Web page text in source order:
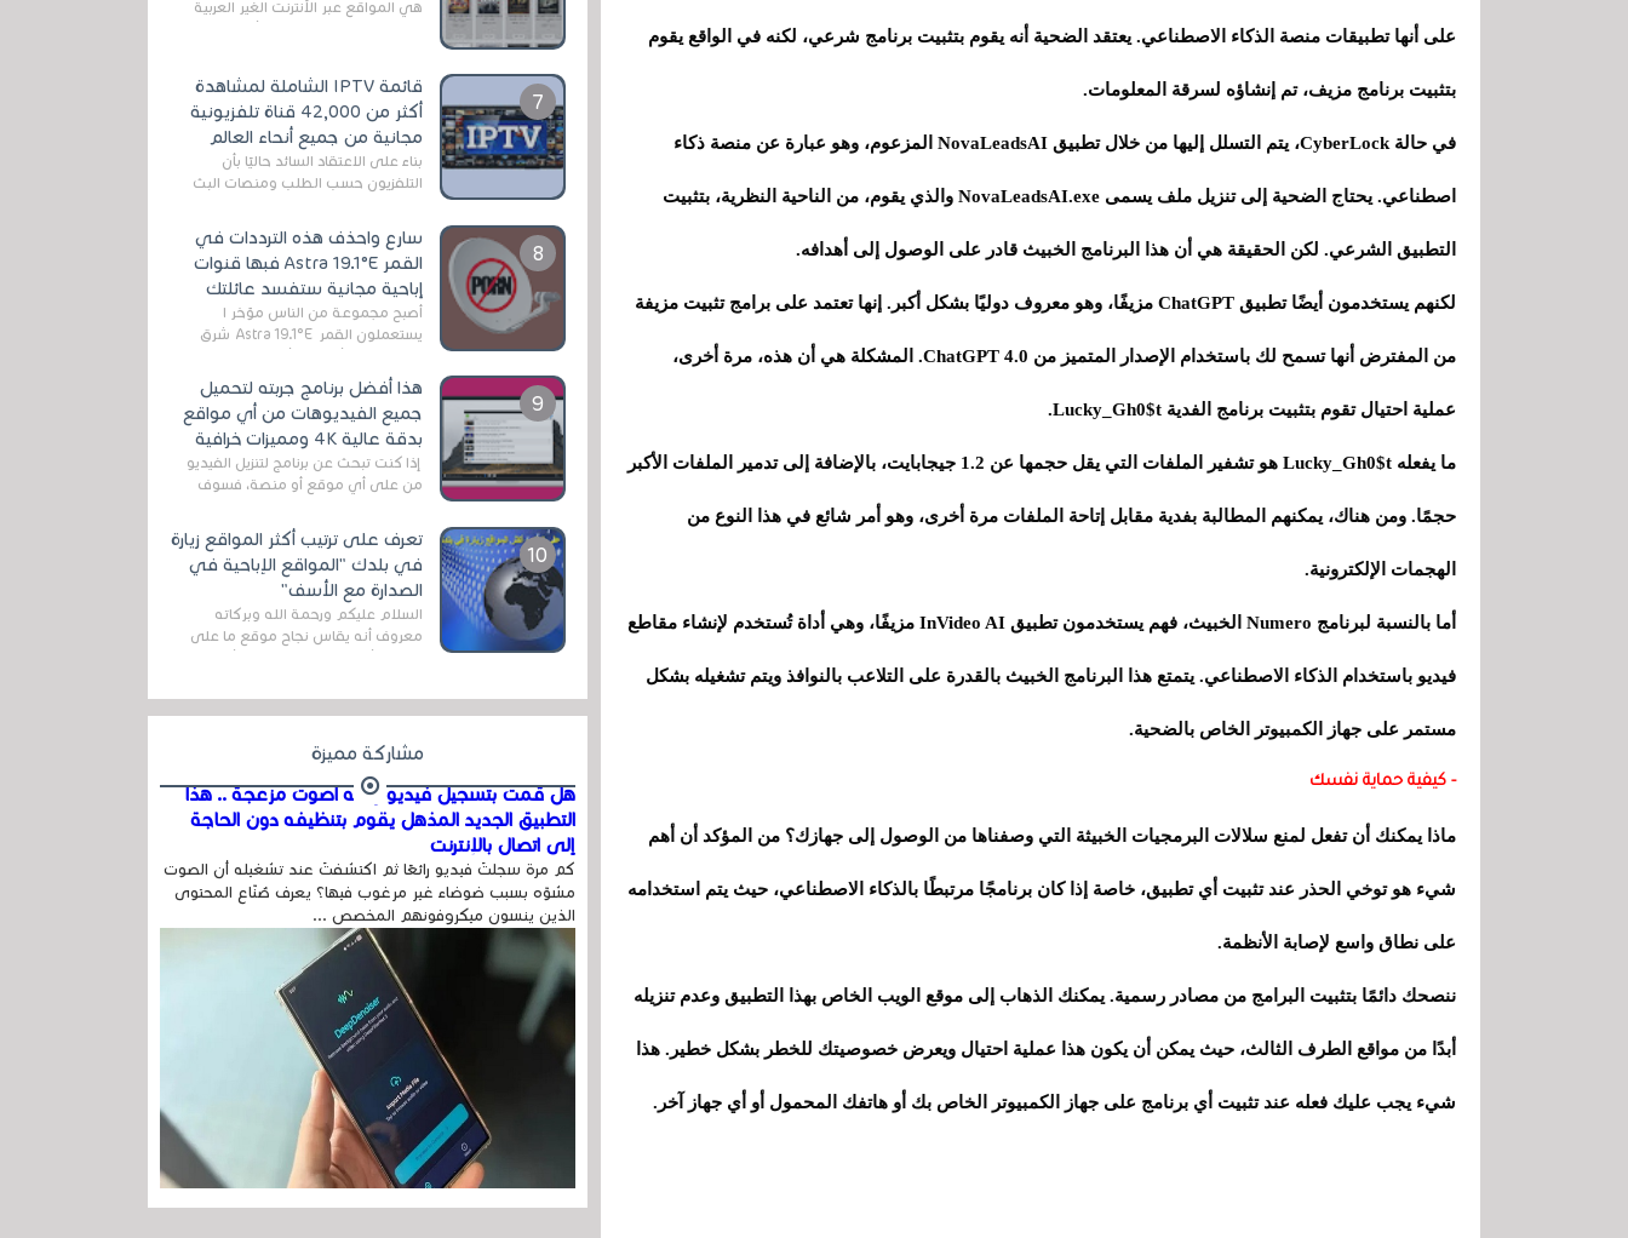
على أنها تطبيقات منصة الذكاء الاصطناعي. يعتقد الضحية أنه يقوم بتثبيت برنامج شرعي، لكنه في الواقع يقوم
بتثبيت برنامج مزيف، تم إنشاؤه لسرقة المعلومات.
في حالة CyberLock، يتم التسلل إليها من خلال تطبيق NovaLeadsAI المزعوم، وهو عبارة عن منصة ذكاء
اصطناعي. يحتاج الضحية إلى تنزيل ملف يسمى NovaLeadsAI.exe والذي يقوم، من الناحية النظرية، بتثبيت
التطبيق الشرعي. لكن الحقيقة هي أن هذا البرنامج الخبيث قادر على الوصول إلى أهدافه.
لكنهم يستخدمون أيضًا تطبيق ChatGPT مزيفًا، وهو معروف دوليًا بشكل أكبر. إنها تعتمد على برامج تثبيت مزيفة
من المفترض أنها تسمح لك باستخدام الإصدار المتميز من ChatGPT 4.0. المشكلة هي أن هذه، مرة أخرى،
عملية احتيال تقوم بتثبيت برنامج الفدية Lucky_Gh0$t.
ما يفعله Lucky_Gh0$t هو تشفير الملفات التي يقل حجمها عن 1.2 جيجابايت، بالإضافة إلى تدمير الملفات الأكبر
حجمًا. ومن هناك، يمكنهم المطالبة بفدية مقابل إتاحة الملفات مرة أخرى، وهو أمر شائع في هذا النوع من
الهجمات الإلكترونية.
أما بالنسبة لبرنامج Numero الخبيث، فهم يستخدمون تطبيق InVideo AI مزيفًا، وهي أداة تُستخدم لإنشاء مقاطع
فيديو باستخدام الذكاء الاصطناعي. يتمتع هذا البرنامج الخبيث بالقدرة على التلاعب بالنوافذ ويتم تشغيله بشكل
مستمر على جهاز الكمبيوتر الخاص بالضحية.
- كيفية حماية نفسك
ماذا يمكنك أن تفعل لمنع سلالات البرمجيات الخبيثة التي وصفناها من الوصول إلى جهازك؟ من المؤكد أن أهم
شيء هو توخي الحذر عند تثبيت أي تطبيق، خاصة إذا كان برنامجًا مرتبطًا بالذكاء الاصطناعي، حيث يتم استخدامه
على نطاق واسع لإصابة الأنظمة.
ننصحك دائمًا بتثبيت البرامج من مصادر رسمية. يمكنك الذهاب إلى موقع الويب الخاص بهذا التطبيق وعدم تنزيله
أبدًا من مواقع الطرف الثالث، حيث يمكن أن يكون هذا عملية احتيال ويعرض خصوصيتك للخطر بشكل خطير. هذا
شيء يجب عليك فعله عند تثبيت أي برنامج على جهاز الكمبيوتر الخاص بك أو هاتفك المحمول أو أي جهاز آخر.
هي المواقع عبر الأنترنت الغير العربية
التي تقدم خدمة تحميل الأفلام على
قائمة IPTV الشاملة لمشاهدة
أكثر من 42,000 قناة تلفزيونية
مجانية من جميع أنحاء العالم
بناءً على الاعتقاد السائد حاليًا بأن
التلفزيون حسب الطلب ومنصات البث
سارع واحذف هذه الترددات في
القمر Astra 19.1°E فبها قنوات
إباحية مجانية ستفسد عائلتك
أصبح مجموعة من الناس مؤخر ا
يستعملون القمر Astra 19.1°E شرق
وذلك بسبب أن هذا الأخير يتوفرعلى
قنوات مميزة جدا تنقل العديد من البرامج
اله...
هذا أفضل برنامج جربته لتحميل
جميع الفيديوهات من أي مواقع
بدقة عالية 4K ومميزات خرافية
إذا كنت تبحث عن برنامج لتنزيل الفيديو
من على أي موقع أو منصة، فسوف
الخاصة بالبرامج والتطبيقات في هذا
المج...
تعرف على ترتيب أكثر المواقع زيارة
في بلدك "المواقع الإباحية في
الصدارة مع الأسف"
السلام عليكم ورحمة الله وبركاته
معروف أنه يقاس نجاح موقع ما على
في...
مشاركة مميزة
هل قمت بتسجيل فيديو وفيه أصوت مزعجة .. هذا
التطبيق الجديد المذهل يقوم بتنظيفه دون الحاجة
إلى اتصال بالإنترنت
كم مرة سجلتَ فيديو رائعًا ثم اكتشفتَ عند تشغيله أن الصوت
مشوّه بسبب ضوضاء غير مرغوب فيها؟ يعرف صُنّاع المحتوى
الذين ينسون ميكروفونهم المخصص ...